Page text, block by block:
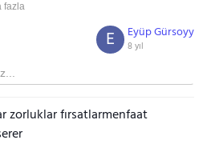
fazla
Eyüp Gürsoyy
8 yıl
E
zorluklar fırsatlarmenfaat